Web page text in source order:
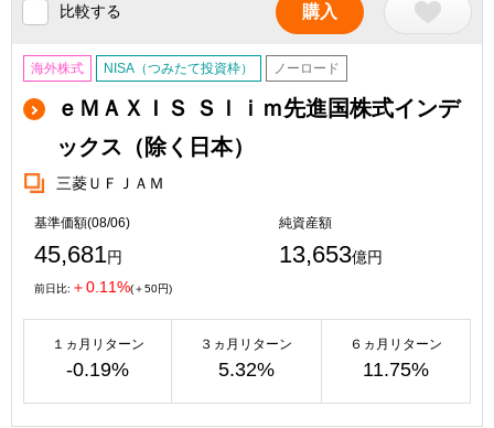
比較する 購入
海外株式 NISA（つみたて投資枠） ノーロード
ｅＭＡＸＩＳ Ｓｌｉｍ先進国株式インデ
ックス（除く日本）
三菱ＵＦＪＡＭ
基準価額(08/06)
45,681円
純資産額
13,653億円
前日比: ＋0.11%(＋50円)
１ヵ月リターン
-0.19%
３ヵ月リターン
5.32%
６ヵ月リターン
11.75%